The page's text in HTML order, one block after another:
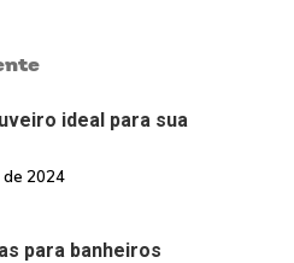
ideal para sua
de 2024
para banheiros